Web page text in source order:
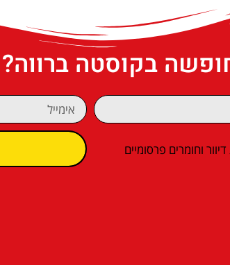
בקוסטה ברווה?
וחומרים פרסומיים